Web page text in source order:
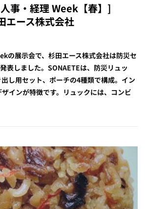
事・経理 Week【春】]
エース株式会社
の展示会で、杉田エース株式会社は防災セ
表しました。SONAETEは、防災リュッ
し用セット、ポーチの4種類で構成。イン
インが特徴です。リュックには、コンビ